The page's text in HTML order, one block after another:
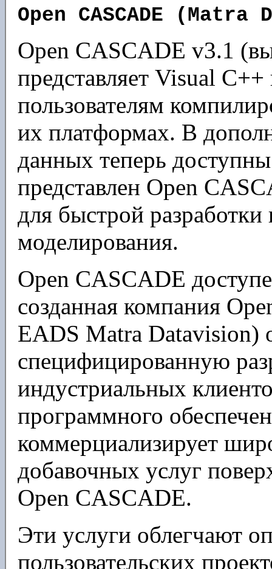
Open CASCADE
Open CASCADE v3.1
представляет Visual
пользователям
их платформах. В
данных теперь
представлен Open
для быстрой
моделирования.
Open CASCADE
созданная компания
EADS Matra Datavision)
специфицированную
индустриальных
программного
коммерциализирует
добавочных услуг
Open CASCADE.
Эти услуги облегчают
пользовательских